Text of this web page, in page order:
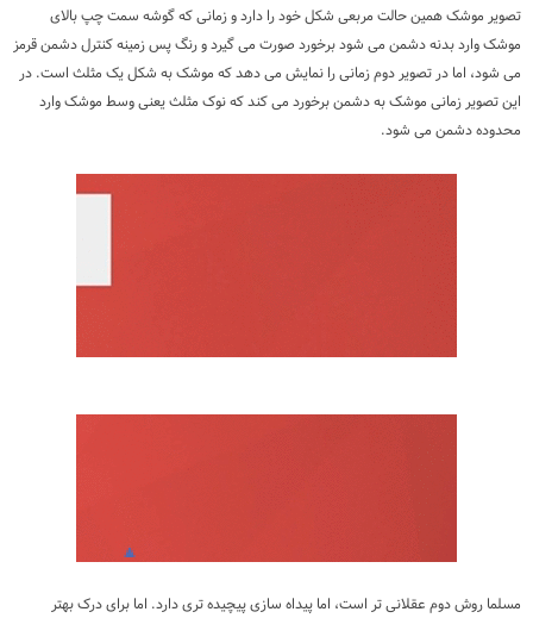
تصویر موشک همین حالت مربعی شکل خود را دارد و زمانی که گوشه سمت چپ بالای
موشک وارد بدنه دشمن می شود برخورد صورت می گیرد و رنگ پس زمینه کنترل دشمن قرمز
می شود، اما در تصویر دوم زمانی را نمایش می دهد که موشک به شکل یک مثلث است. در
این تصویر زمانی موشک به دشمن برخورد می کند که نوک مثلث یعنی وسط موشک وارد
محدوده دشمن می شود.
مسلما روش دوم عقلانی تر است، اما پیداه سازی پیچیده تری دارد. اما برای درک بهتر